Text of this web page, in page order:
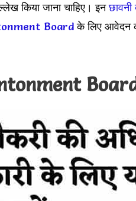
किया जाना चाहिए। इनछावनी
Boardके लिए आवेदन